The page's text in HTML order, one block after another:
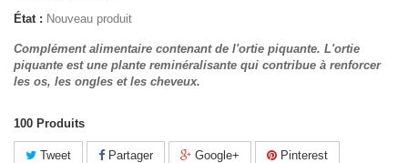
État : Nouveau produit
Complément alimentaire contenant de l'ortie piquante. L'ortie
piquante est une plante reminéralisante qui contribue à renforcer
les os, les ongles et les cheveux.
100 Produits
Tweet Partager Google+ Pinterest